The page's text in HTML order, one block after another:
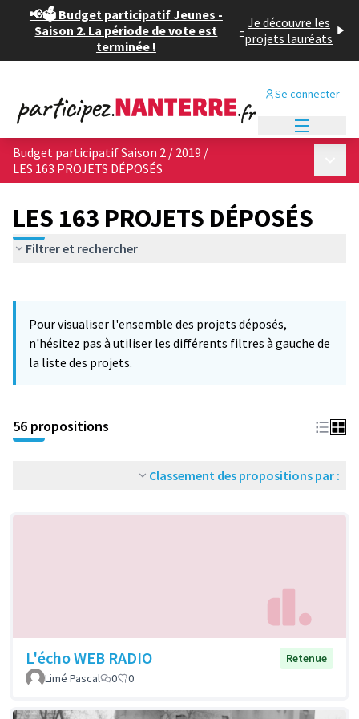
📢🗳️ Budget participatif Jeunes -
Saison 2. La période de vote est
terminée !
- Je découvre les
projets lauréats
Se connecter
Budget participatif Saison 2 / 2019 /
LES 163 PROJETS DÉPOSÉS
LES 163 PROJETS DÉPOSÉS
Filtrer et rechercher
−
Pour visualiser l'ensemble des projets déposés,
n'hésitez pas à utiliser les différents filtres à gauche de
la liste des projets.
56 propositions
Classement des propositions par :
L'écho WEB RADIO
Retenue
Limé Pascal
0 0